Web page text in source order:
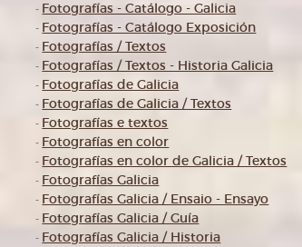
- Fotografías - Catálogo - Galicia
- Fotografías - Catálogo Exposición
- Fotografías / Textos
- Fotografías / Textos - Historia Galicia
- Fotografías de Galicia
- Fotografías de Galicia / Textos
- Fotografías e textos
- Fotografías en color
- Fotografías en color de Galicia / Textos
- Fotografías Galicia
- Fotografías Galicia / Ensaio - Ensayo
- Fotografías Galicia / Guía
- Fotografías Galicia / Historia